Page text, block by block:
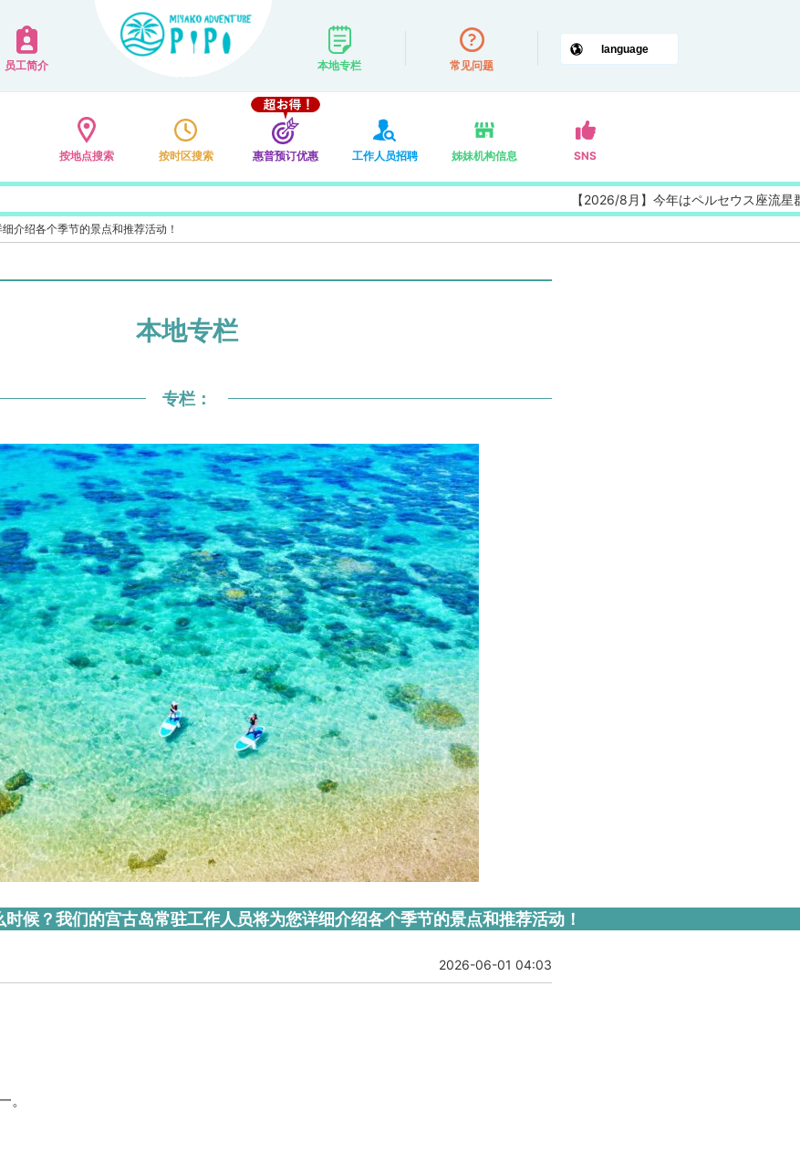
员工简介 本地专栏 常见问题
按地点搜索 按时区搜索 惠普预订优惠 工作人员招聘 姊妹机构信息 SNS
【2026/8月】今年はペルセウス座流星群の特
介绍各个季节的景点和推荐活动！
本地专栏
专栏：
候？我们的宫古岛常驻工作人员将为您详细介绍各个季节的景点和推荐活动！
2026-06-01 04:03
。